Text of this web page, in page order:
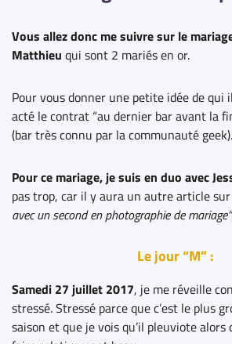
Vous allez donc me suivre sur le
Matthieu qui sont 2 mariés en or.
Pour vous donner une petite idée de qui
acté le contrat “au dernier bar avant la
(bar très connu par la communauté geek).
Pour ce mariage, je suis en duo avec
pas trop, car il y aura un autre article sur
avec un second en photographie de mariage”
Le jour “M” :
Samedi 27 juillet 2017, je me réveille
stressé. Stressé parce que c’est le plus
saison et que je vois qu’il pleuviote alors